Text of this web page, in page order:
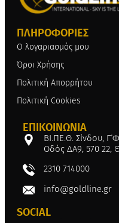
ΠΛΗΡΟΦΟΡΊΕΣ
Ο λογαριασμός μου
Όροι Χρήσης
Πολιτική Απορρήτου
Πολιτική Cookies
ΕΠΙΚΟΙΝΩΝΊΑ
ΒΙ.ΠΕ.Θ. Σίνδου,
Οδός ΔΑ9, 570 22,
2310 714000
info@goldline.gr
SOCIAL